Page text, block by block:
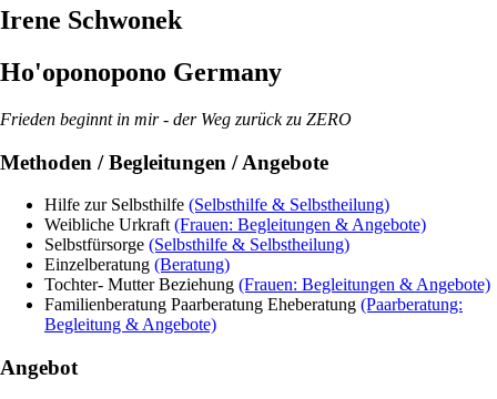
Irene Schwonek
Ho'oponopono Germany
Frieden beginnt in mir - der Weg zurück zu ZERO
Methoden / Begleitungen / Angebote
Hilfe zur Selbsthilfe (Selbsthilfe & Selbstheilung)
Weibliche Urkraft (Frauen: Begleitungen & Angebote)
Selbstfürsorge (Selbsthilfe & Selbstheilung)
Einzelberatung (Beratung)
Tochter- Mutter Beziehung (Frauen: Begleitungen & Angebote)
Familienberatung Paarberatung Eheberatung (Paarberatung:
Begleitung & Angebote)
Angebot